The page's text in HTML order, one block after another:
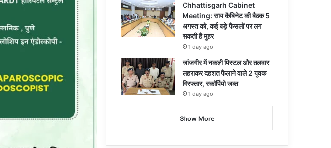
Chhattisgarh Cabinet
Meeting: साय कैबिनेट की बैठक 5
अगस्त को, कई बड़े फैसलों पर लग
सकती है मुहर
1 day ago
जांजगीर में नकली पिस्टल और तलवार
लहराकर दहशत फैलाने वाले 2 युवक
गिरफ्तार, स्कॉर्पियो जब्त
1 day ago
Show More